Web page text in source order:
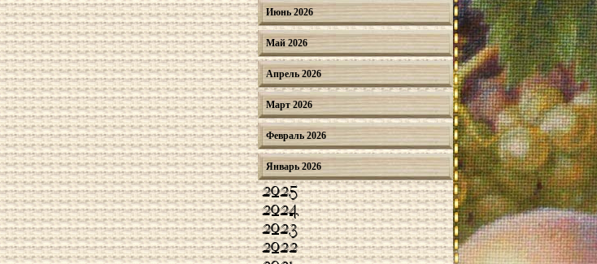
Июнь 2026
Май 2026
Апрель 2026
Март 2026
Февраль 2026
Январь 2026
2025
2024
2023
2022